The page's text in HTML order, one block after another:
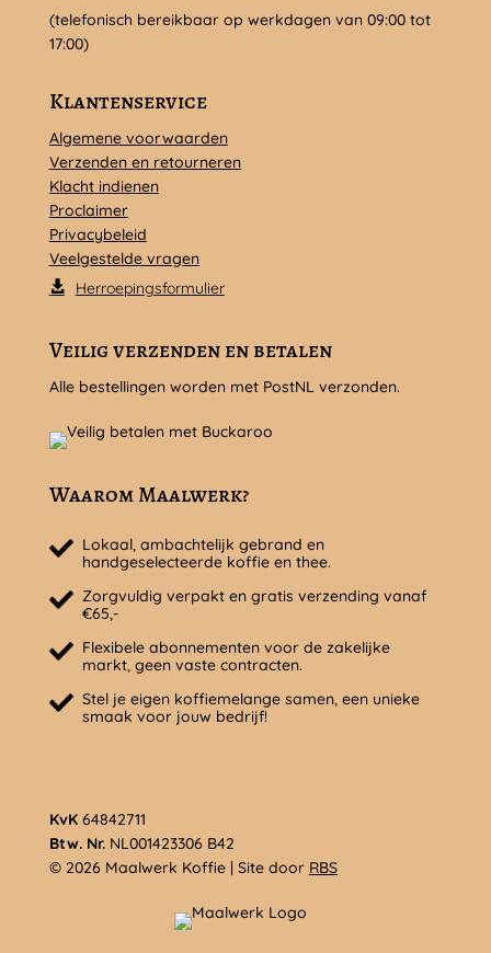
(telefonisch bereikbaar op werkdagen van 09:00 tot
17:00)
Klantenservice
Algemene voorwaarden
Verzenden en retourneren
Klacht indienen
Proclaimer
Privacybeleid
Veelgestelde vragen
Herroepingsformulier
Veilig verzenden en betalen
Alle bestellingen worden met PostNL verzonden.
Waarom Maalwerk?
Lokaal, ambachtelijk gebrand en
handgeselecteerde koffie en thee.
Zorgvuldig verpakt en gratis verzending vanaf
€65,-
Flexibele abonnementen voor de zakelijke
markt, geen vaste contracten.
Stel je eigen koffiemelange samen, een unieke
smaak voor jouw bedrijf!
KvK64842711
Btw. Nr.NL001423306 B42
© 2026 Maalwerk Koffie | Site door RBS